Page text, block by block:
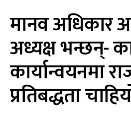
मानव अधिकार
अध्यक्ष भन्छन्-
कार्यान्वयनमा
प्रतिबद्धता